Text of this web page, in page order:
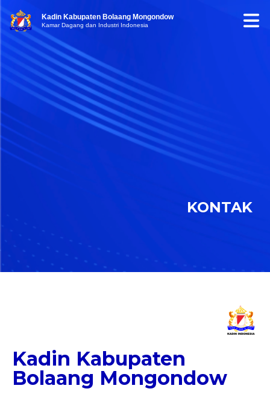
Kadin Kabupaten Bolaang Mongondow
Kamar Dagang dan Industri Indonesia
KONTAK
Kadin Kabupaten
Bolaang Mongondow